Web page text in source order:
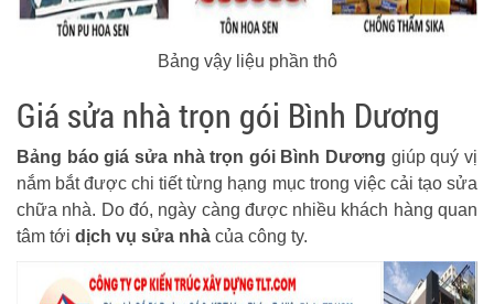
Bảng vậy liệu phần thô
Giá sửa nhà trọn gói Bình Dương
Bảng báo giá sửa nhà trọn gói Bình Dương giúp quý vị
nắm bắt được chi tiết từng hạng mục trong việc cải tạo sửa
chữa nhà. Do đó, ngày càng được nhiều khách hàng quan
tâm tới dịch vụ sửa nhà của công ty.